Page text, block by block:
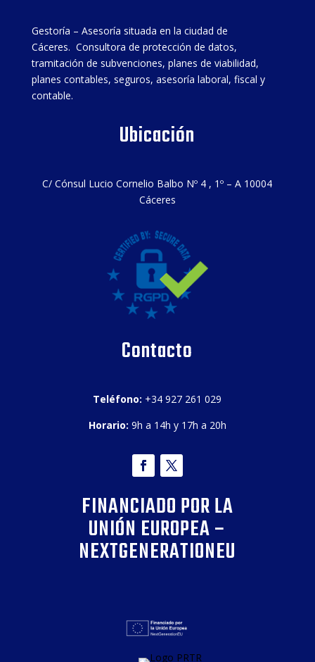
Gestoría – Asesoría situada en la ciudad de
Cáceres. Consultora de protección de datos,
tramitación de subvenciones, planes de viabilidad,
planes contables, seguros, asesoría laboral, fiscal y
contable.
Ubicación
C/ Cónsul Lucio Cornelio Balbo Nº 4 , 1º – A 10004
Cáceres
Contacto
Teléfono: +34 927 261 029
Horario: 9h a 14h y 17h a 20h
FINANCIADO POR LA
UNIÓN EUROPEA –
NEXTGENERATIONEU